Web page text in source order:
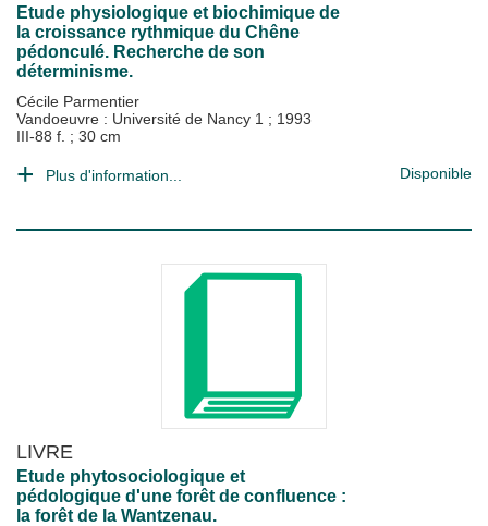
Etude physiologique et biochimique de
la croissance rythmique du Chêne
pédonculé. Recherche de son
déterminisme.
Cécile Parmentier
Vandoeuvre : Université de Nancy 1 ; 1993
III-88 f. ; 30 cm
Plus d'information... Disponible
LIVRE
Etude phytosociologique et
pédologique d'une forêt de confluence :
la forêt de la Wantzenau.